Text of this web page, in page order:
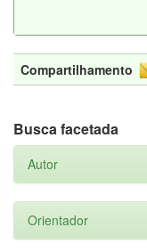
Compartilhamento
Busca facetada
Autor
Orientador